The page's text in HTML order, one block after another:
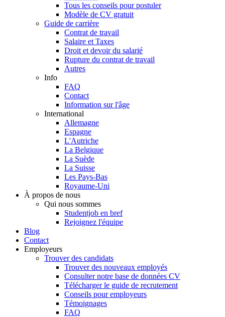
Tous les conseils pour postuler
Modèle de CV gratuit
Guide de carrière
Contrat de travail
Salaire et Taxes
Droit et devoir du salarié
Rupture du contrat de travail
Autres
Info
FAQ
Contact
Information sur l'âge
International
Allemagne
Espagne
L'Autriche
La Belgique
La Suède
La Suisse
Les Pays-Bas
Royaume-Uni
À propos de nous
Qui nous sommes
Studentjob en bref
Rejoignez l'équipe
Blog
Contact
Employeurs
Trouver des candidats
Trouver des nouveaux employés
Consulter notre base de données CV
Télécharger le guide de recrutement
Conseils pour employeurs
Témoignages
FAQ